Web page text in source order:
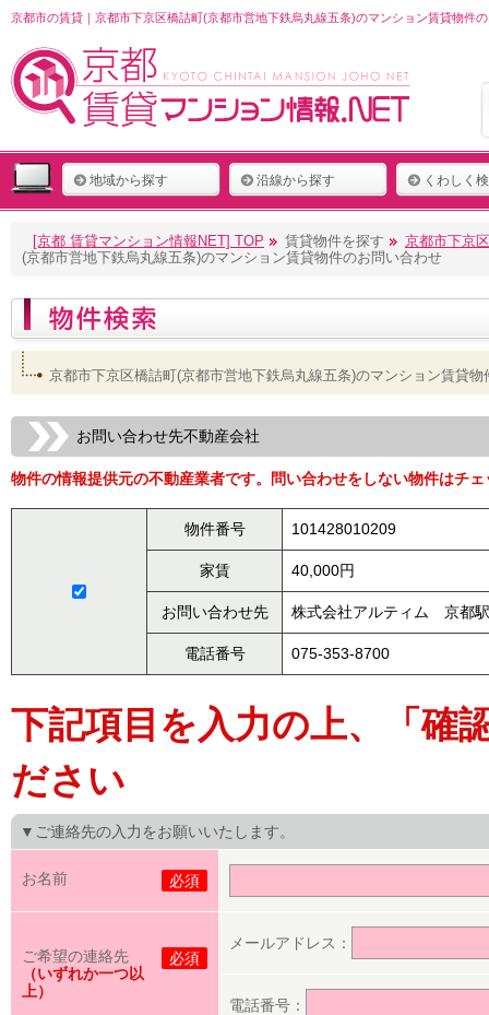
京都市の賃貸｜京都市下京区橋詰町(京都市営地下鉄烏丸線五条)のマンション賃貸物件
地域から探す 沿線から探す くわしく
[京都 賃貸マンション情報NET] TOP 賃貸物件を探す
京都市下京
(京都市営地下鉄烏丸線五条)のマンション賃貸物件のお問い合わせ
京都市下京区橋詰町(京都市営地下鉄烏丸線五条)のマンション賃貸
お問い合わせ先不動産会社
物件の情報提供元の不動産業者です。問い合わせをしない物件はチ
物件番号 101428010209
家賃 40,000円
お問い合わせ先 株式会社アルティム 京都
電話番号 075-353-8700
下記項目を入力の上、「確
ださい
▼ご連絡先の入力をお願いいたします。
お名前 必須
ご希望の連絡先
必須
（いずれか一つ以
上）
メールアドレス：
電話番号：